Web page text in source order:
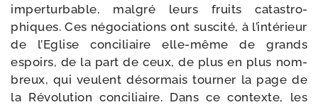
imper­tur­bable, mal­gré leurs fruits catas­tro­
phiques. Ces négo­cia­tions ont sus­ci­té, à l’in­té­rieur
de l’Eglise conci­liaire elle-​même de grands
espoirs, de la part de ceux, de plus en plus nom­
breux, qui veulent désor­mais tour­ner la page de
la Révolution conci­liaire. Dans ce contexte, les